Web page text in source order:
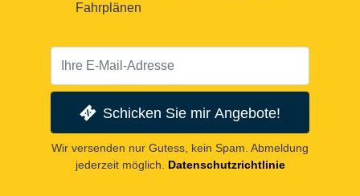
Fahrplänen
Schicken Sie mir Angebote!
Wir versenden nur Gutess, kein Spam. Abmeldung
jederzeit möglich.
Datenschutzrichtlinie